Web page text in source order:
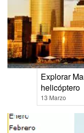
Explorar
helicóptero
13 Marzo